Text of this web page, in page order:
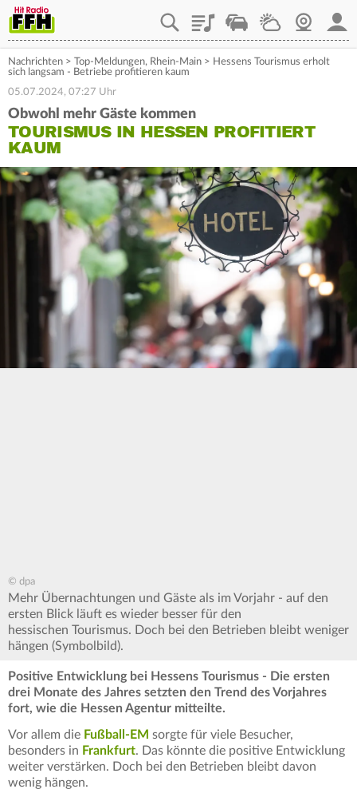
PlaylistStaupilotWetterWebcam
Nachrichten > Top-Meldungen, Rhein-Main > Hessens Tourismus erholt
sich langsam - Betriebe profitieren kaum
05.07.2024, 07:27 Uhr
Obwohl mehr Gäste kommen
TOURISMUS IN HESSEN PROFITIERT
KAUM
© dpa
Mehr Übernachtungen und Gäste als im Vorjahr - auf den
ersten Blick läuft es wieder besser für den
hessischen Tourismus. Doch bei den Betrieben bleibt weniger
hängen (Symbolbild).
Positive Entwicklung bei Hessens Tourismus - Die ersten
drei Monate des Jahres setzten den Trend des Vorjahres
fort, wie die Hessen Agentur mitteilte.
Vor allem die Fußball-EM sorgte für viele Besucher,
besonders in Frankfurt. Das könnte die positive Entwicklung
weiter verstärken. Doch bei den Betrieben bleibt davon
wenig hängen.